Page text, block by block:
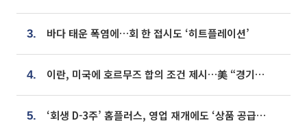
3. 바다 태운 폭염에…회 한 접시도 ‘히트플레이션’
4. 이란, 미국에 호르무즈 합의 조건 제시…美 “경기 아직 안 끝나” [종합]
5. ‘회생 D-3주’ 홈플러스, 영업 재개에도 ‘상품 공급망’ 복구가 생존 관건